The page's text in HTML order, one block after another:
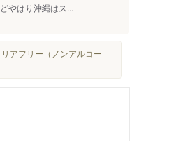
やはり沖縄はス...
アフリー（ノンアルコー